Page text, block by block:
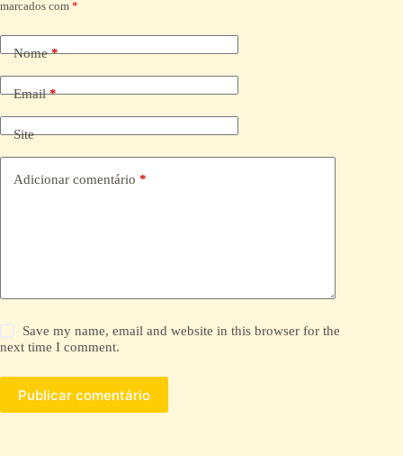
marcados com *
Nome*
Email*
Site
Adicionar comentário *
Save my name, email and website in this browser for the
next time I comment.
Publicar comentário
l
r
n
v
e